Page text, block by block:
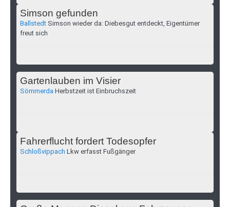
Simson gefunden
Ballstedt Simson wieder da: Diebesgut entdeckt, Eigentümer
freut sich
Gartenlauben im Visier
Sömmerda Herbstzeit ist Einbruchszeit
Fahrerflucht fordert Todesopfer
Schloßvippach Lkw erfasst Fußgänger